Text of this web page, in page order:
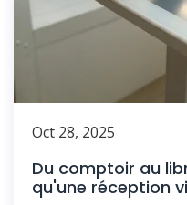
Oct 28, 2025
Du comptoir au
qu'une réception